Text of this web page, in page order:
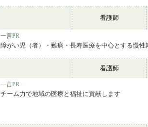
看護師
一言PR
障がい児（者）・難病・長寿医療を中心とする慢性
看護師
一言PR
チーム力で地域の医療と福祉に貢献します